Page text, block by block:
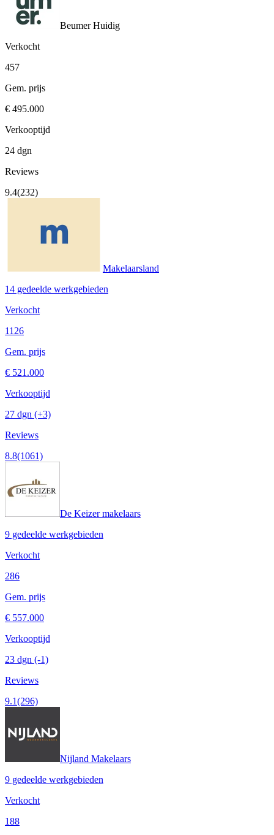
BeumerHuidig
Verkocht
457
Gem. prijs
€ 495.000
Verkooptijd
24 dgn
Reviews
9.4(232)
Makelaarsland
14 gedeelde werkgebieden
Verkocht
1126
Gem. prijs
€ 521.000
Verkooptijd
27 dgn (+3)
Reviews
8.8(1061)
De Keizer makelaars
9 gedeelde werkgebieden
Verkocht
286
Gem. prijs
€ 557.000
Verkooptijd
23 dgn (-1)
Reviews
9.1(296)
Nijland Makelaars
9 gedeelde werkgebieden
Verkocht
188